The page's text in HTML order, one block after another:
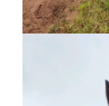
juni 2026
maj 2026